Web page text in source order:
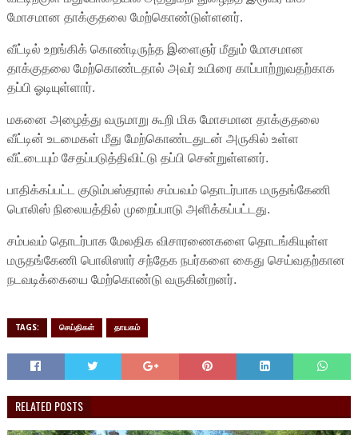
மோசமான தாக்குதலை மேற்கொண்டுள்ளனர்.
வீட்டில் உறங்கிக் கொண்டிருந்த இளைஞர் மீதும் மோசமான
தாக்குதலை மேற்கொண்டதால் அவர் உயிரை காப்பாற்றுவதற்காக
தப்பி ஓடியுள்ளார்.
மகனை அழைத்து வருமாறு கூறி மிக மோசமான தாக்குதலை
வீட்டின் உடமைகள் மீது மேற்கொண்டதுடன் அருகில் உள்ள
வீட்டையும் சேதப்படுத்திவிட்டு தப்பி சென்றுள்ளனர்.
பாதிக்கப்பட்ட குடும்பஸ்தரால் சம்பவம் தொடர்பாக மருதங்கேணி
பொலிஸ் நிலையத்தில் முறைப்பாடு அளிக்கப்பட்டது.
சம்பவம் தொடர்பாக மேலதிக விசாரணைகளை தொடங்கியுள்ள
மருதங்கேணி பொலிஸார் சந்தேக நபர்களை கைது செய்வதற்கான
நடவடிக்கையை மேற்கொண்டு வருகின்றனர்.
TAGS: செய்திகள் தாயகம்
RELATED POSTS